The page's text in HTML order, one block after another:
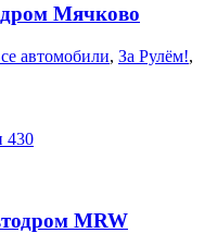
Мячково
автомобили, За Рулём!,
MRW